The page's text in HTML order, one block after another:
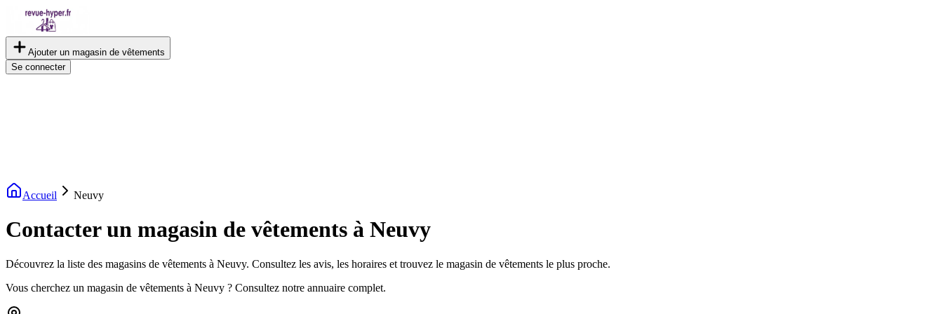
Ajouter un magasin de vêtements
Se connecter
Accueil Neuvy
Contacter un magasin de vêtements à Neuvy
Découvrez la liste des magasins de vêtements à Neuvy. Consultez les avis, les horaires et trouvez le magasin de vêtements le plus proche.
Vous cherchez un magasin de vêtements à Neuvy ? Consultez notre annuaire complet.